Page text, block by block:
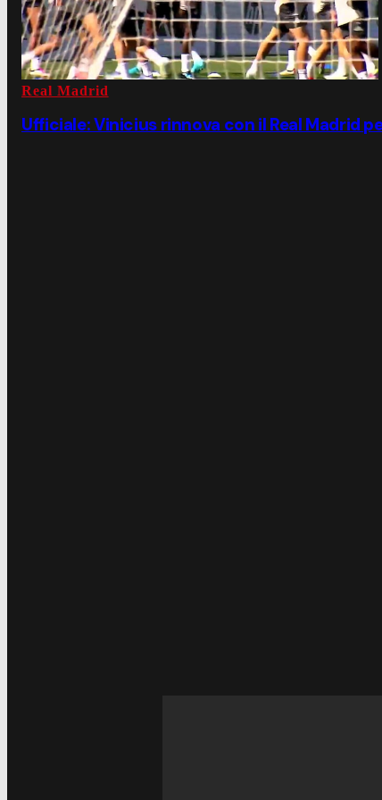
Real Madrid
Ufficiale: Vinicius rinnova con il Real Madrid